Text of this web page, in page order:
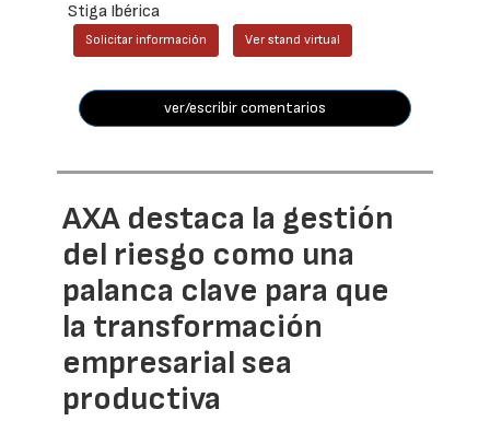
Stiga Ibérica
Solicitar información Ver stand virtual
ver/escribir comentarios
AXA destaca la gestión
del riesgo como una
palanca clave para que
la transformación
empresarial sea
productiva